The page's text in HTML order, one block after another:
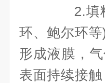
2.填料
环、鲍尔环
形成液膜，
表面持续接